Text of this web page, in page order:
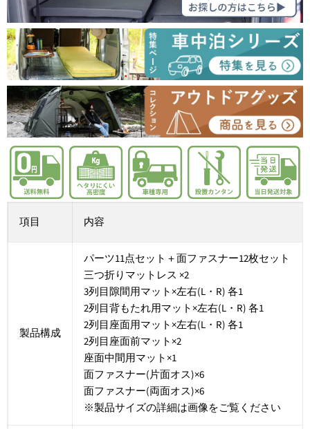
項目 内容
製品構成
パーツ11点セット＋面ファスナー12枚セット
三つ折りマットレス ×2
3列目隙間用マット×左右(L・R) 各1
2列目背もたれ用マット×左右(L・R) 各1
2列目座面用マット×左右(L・R) 各1
2列目座面前マット×2
座面中間用マット×1
面ファスナー(片面オス)×6
面ファスナー(両面オス)×6
※製品サイズの詳細は画像をご覧ください